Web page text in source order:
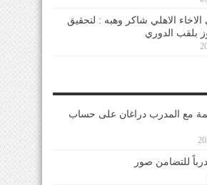
الاهلي شاكر وهبه : لتحقيق
بلقب الدوري
مع المدرب دراغان على حساب
للتضامن صور